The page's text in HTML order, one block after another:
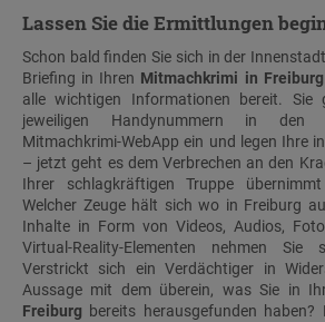
Lassen Sie die Ermittlungen
Schon bald finden Sie sich in der
Briefing in Ihren Mitmachkrimi in Freiburg
alle wichtigen Informationen bereit. Sie
jeweiligen Handynummern in den
Mitmachkrimi-WebApp ein und legen Ihre
– jetzt geht es dem Verbrechen an den
Ihrer schlagkräftigen Truppe
Welcher Zeuge hält sich wo in Freiburg
Inhalte in Form von Videos, Audios,
Virtual-Reality-Elementen nehmen Sie
Verstrickt sich ein Verdächtiger in
Aussage mit dem überein, was Sie in
Freiburg bereits herausgefunden